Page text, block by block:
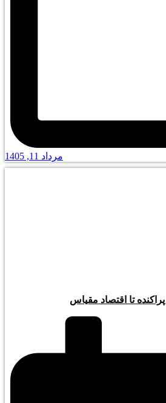
مرداد 11, 1405
تا اقتصاد مقیاس